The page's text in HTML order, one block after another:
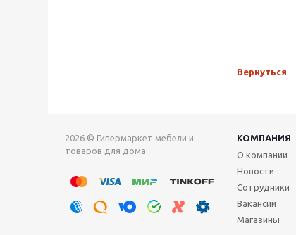
Вернуться
2026 © Гипермаркет мебели и
товаров для дома
КОМПАНИЯ
О компании
Новости
Сотрудники
Вакансии
Магазины